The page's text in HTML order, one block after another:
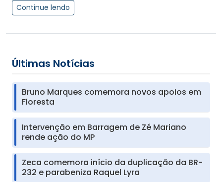
Continue lendo
Últimas Notícias
Bruno Marques comemora novos apoios em
Floresta
Intervenção em Barragem de Zé Mariano
rende ação do MP
Zeca comemora início da duplicação da BR-
232 e parabeniza Raquel Lyra